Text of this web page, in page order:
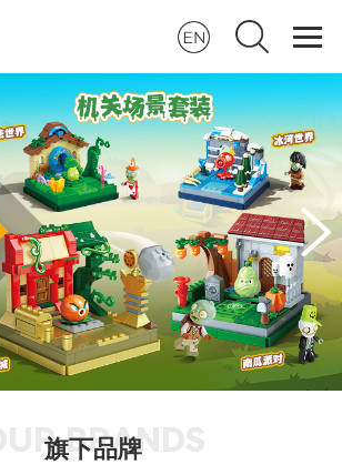
旗下品牌
OUR BRANDS